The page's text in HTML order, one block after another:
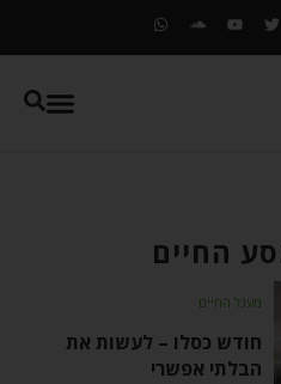
החיים
מעגל החיים
חודש כסלו – לעשות את
הבלתי אפשרי